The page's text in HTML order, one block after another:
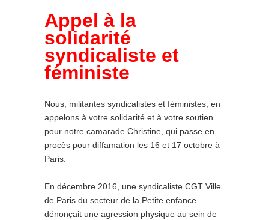
Appel à la
solidarité
syndicaliste et
féministe
Nous, militantes syndicalistes et féministes, en
appelons à votre solidarité et à votre soutien
pour notre camarade Christine, qui passe en
procès pour diffamation les 16 et 17 octobre à
Paris.
En décembre 2016, une syndicaliste CGT Ville
de Paris du secteur de la Petite enfance
dénonçait une agression physique au sein de